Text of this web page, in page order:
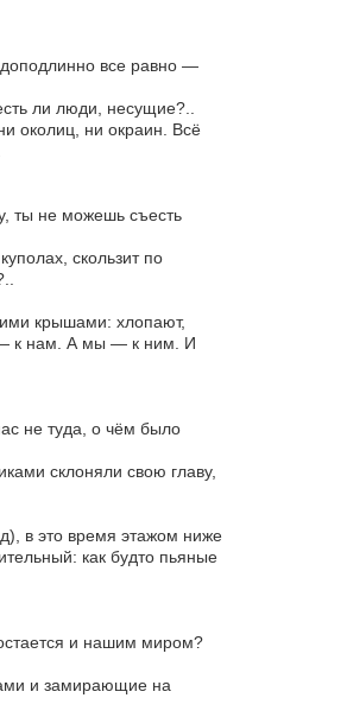
все равно —
ли люди, несущие?..
околиц, ни окраин. Всё
ты не можешь съесть
скользит по
крышами: хлопают,
— к нам. А мы — к ним. И
не туда, о чём было
склоняли свою главу,
в это время этажом ниже
как будто пьяные
и нашим миром?
и замирающие на